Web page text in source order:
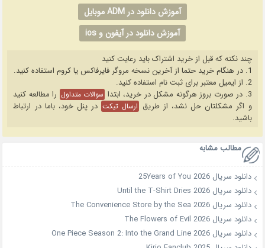
آموزش دانلود در ADM موبایل
آموزش دانلود در آیفون و ios
چند نکته که قبل از خرید اشتراک باید رعایت کنید
1. در هنگام خرید حتما از آخرین نسخه مروگر فایرفاکس یا کروم استفاده کنید.
2. از ایمیل معتبر برای ثبت نام استفاده کنید.
3. در صورت بروز هرگونه مشکل در خرید، ابتدا
سوالات متداول را مطالعه کنید
و اگر مشکلتان حل نشد، از طریق ارسال تیکت در پنل خود، باما در ارتباط
باشید.
مطالب مشابه
دانلود سریال 25Years of You 2026
دانلود سریال Until the T-Shirt Dries 2026
دانلود سریال The Convenience Store by the Sea 2026
دانلود سریال The Flowers of Evil 2026
دانلود سریال One Piece Season 2: Into the Grand Line 2026